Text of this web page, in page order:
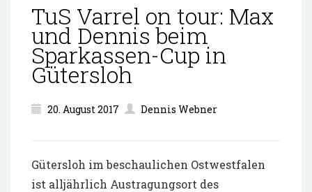
TuS Varrel on tour: Max
und Dennis beim
Sparkassen-Cup in
Gütersloh
20. August 2017 Dennis Webner
Gütersloh im beschaulichen Ostwestfalen
ist alljährlich Austragungsort des